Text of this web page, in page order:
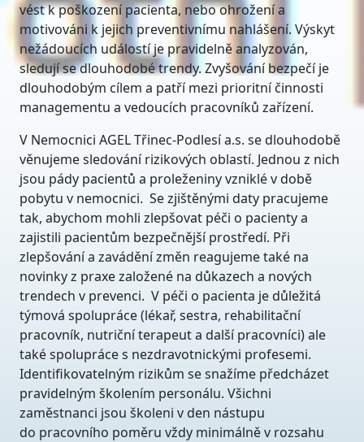
vést k poškození pacienta, nebo ohrožení a
motivováni k jejich preventivnímu nahlášení. Výskyt
nežádoucích událostí je pravidelně analyzován,
sledují se dlouhodobé trendy. Zvyšování bezpečí je
dlouhodobým cílem a patří mezi prioritní činnosti
managementu a vedoucích pracovníků zařízení.
V Nemocnici AGEL Třinec-Podlesí a.s. se dlouhodobě
věnujeme sledování rizikových oblastí. Jednou z nich
jsou pády pacientů a proleženiny vzniklé v době
pobytu v nemocnici. Se zjištěnými daty pracujeme
tak, abychom mohli zlepšovat péči o pacienty a
zajistili pacientům bezpečnější prostředí. Při
zlepšování a zavádění změn reagujeme také na
novinky z praxe založené na důkazech a nových
trendech v prevenci. V péči o pacienta je důležitá
týmová spolupráce (lékař, sestra, rehabilitační
pracovník, nutriční terapeut a další pracovníci) ale
také spolupráce s nezdravotnickými profesemi.
Identifikovatelným rizikům se snažíme předcházet
pravidelným školením personálu. Všichni
zaměstnanci jsou školeni v den nástupu
do pracovního poměru vždy minimálně v rozsahu